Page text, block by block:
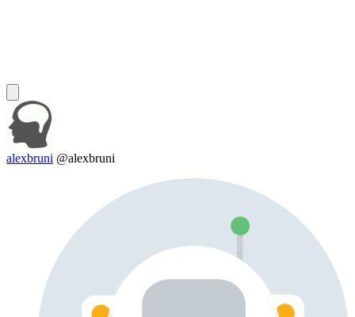
alexbruni @alexbruni